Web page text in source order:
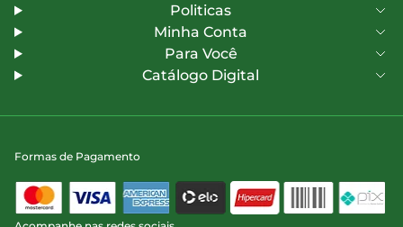
Politicas
Minha Conta
Para Você
Catálogo Digital
Formas de Pagamento